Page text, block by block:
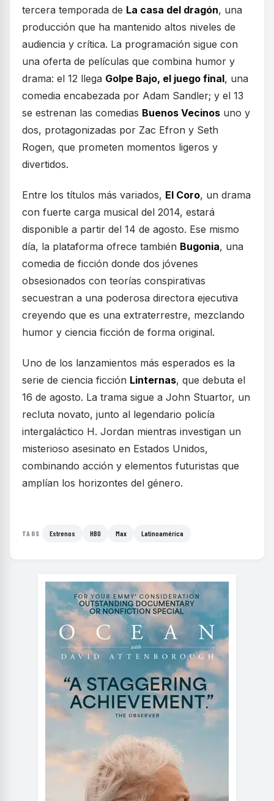
tercera temporada de La casa del dragón, una
producción que ha mantenido altos niveles de
audiencia y crítica. La programación sigue con
una oferta de películas que combina humor y
drama: el 12 llega Golpe Bajo, el juego final, una
comedia encabezada por Adam Sandler; y el 13
se estrenan las comedias Buenos Vecinos uno y
dos, protagonizadas por Zac Efron y Seth
Rogen, que prometen momentos ligeros y
divertidos.
Entre los títulos más variados, El Coro, un drama
con fuerte carga musical del 2014, estará
disponible a partir del 14 de agosto. Ese mismo
día, la plataforma ofrece también Bugonia, una
comedia de ficción donde dos jóvenes
obsesionados con teorías conspirativas
secuestran a una poderosa directora ejecutiva
creyendo que es una extraterrestre, mezclando
humor y ciencia ficción de forma original.
Uno de los lanzamientos más esperados es la
serie de ciencia ficción Linternas, que debuta el
16 de agosto. La trama sigue a John Stuartor, un
recluta novato, junto al legendario policía
intergaláctico H. Jordan mientras investigan un
misterioso asesinato en Estados Unidos,
combinando acción y elementos futuristas que
amplían los horizontes del género.
TAGS Estrenos HBO Max Latinoamérica